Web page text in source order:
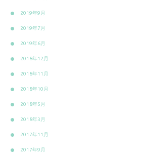
2019年9月
2019年7月
2019年6月
2018年12月
2018年11月
2018年10月
2018年5月
2018年3月
2017年11月
2017年9月